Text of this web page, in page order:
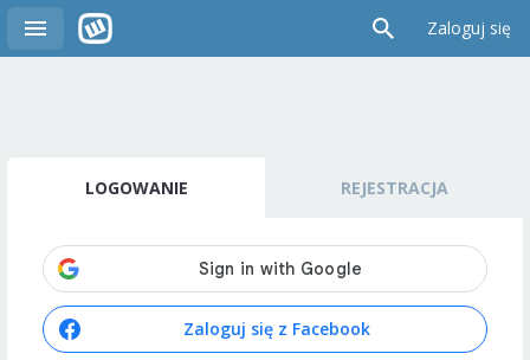
Zaloguj się
LOGOWANIE REJESTRACJA
Zaloguj się z Facebook